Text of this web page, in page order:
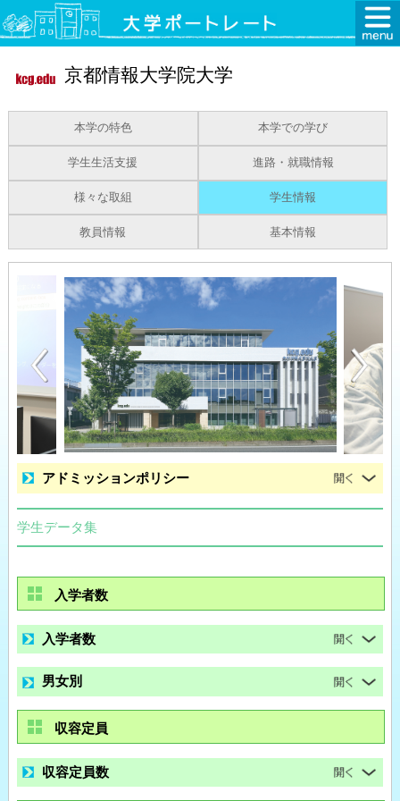
京都情報大学院大学
本学の特色 本学での学び
学生生活支援 進路・就職情報
様々な取組 学生情報
教員情報 基本情報
アドミッションポリシー
学生データ集
入学者数
入学者数
男女別
収容定員
収容定員数